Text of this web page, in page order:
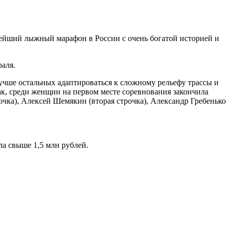
лыжный марафон в России с очень богатой историей и
остальных адаптироваться к сложному рельефу трассы и
среди женщин на первом месте соревнования закончила
Алексей Шемякин (вторая строчка), Александр Гребенько
свыше 1,5 млн рублей.